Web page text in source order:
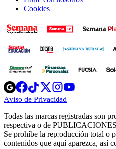
Cookies
Opens
in
new
Opens
in
new
Opens
in
new
window
Opens
new
windowwindow
Aviso de Privacidad
new
window
Todas las marcas registradas son
respectiva o de
Se prohíbe la reproducción total o
contenidos que aquí aparezca, así